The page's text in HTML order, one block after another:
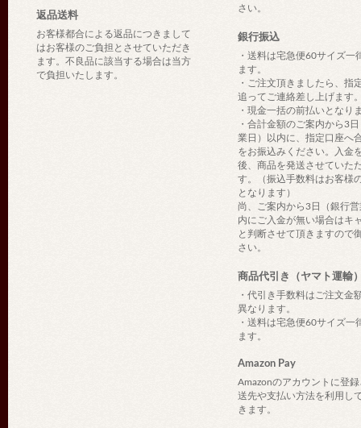
返品送料
お客様都合による返品につきまして
はお客様のご負担とさせていただき
ます。不良品に該当する場合は当方
で負担いたします。
さい。
銀行振込
・送料は宅急便60サイズ一
ます。
・ご注文頂きましたら、指
追ってご連絡差し上げます
・現金一括の前払いとなり
・合計金額のご案内から3
業日）以内に、指定口座へ
をお振込みください。入金
後、商品を発送させていた
す。（振込手数料はお客様
となります）
尚、ご案内から3日（銀行
内にご入金が無い場合はキ
と判断させて頂きますので
さい。
商品代引き（ヤマト運輸
・代引き手数料はご注文金
異なります。
・送料は宅急便60サイズ一
ます。
Amazon Pay
Amazonのアカウントに登
送先や支払い方法を利用し
きます。